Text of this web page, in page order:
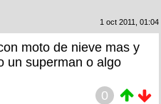
1 oct 2011, 01:04
moto de nieve mas y
un superman o algo
0